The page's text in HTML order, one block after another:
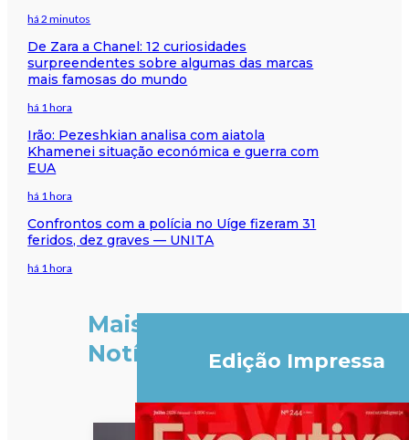
há 2 minutos
De Zara a Chanel: 12 curiosidades
surpreendentes sobre algumas das marcas
mais famosas do mundo
há 1 hora
Irão: Pezeshkian analisa com aiatola
Khamenei situação económica e guerra com
EUA
há 1 hora
Confrontos com a polícia no Uíge fizeram 31
feridos, dez graves — UNITA
há 1 hora
Mais
Notícias
Edição Impressa